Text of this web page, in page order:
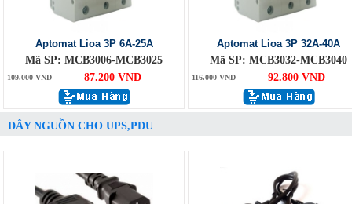
Aptomat Lioa 3P 6A-25A
Mã SP: MCB3006-MCB3025
109.000 VND 87.200 VND
Aptomat Lioa 3P 32A-40A
Mã SP: MCB3032-MCB3040
116.000 VND 92.800 VND
DÂY NGUỒN CHO UPS,PDU